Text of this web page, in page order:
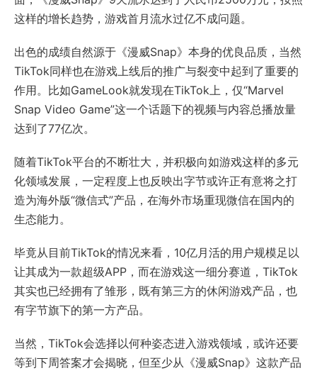
这样的增长趋势，游戏首月流水过亿不成问题。
出色的成绩自然源于《漫威Snap》本身的优良品质，当然
TikTok同样也在游戏上线后的推广与裂变中起到了重要的
作用。比如GameLook就发现在TikTok上，仅“Marvel
Snap Video Game”这一个话题下的视频与内容总播放量
达到了77亿次。
随着TikTok平台的不断壮大，并积极向如游戏这样的多元
化领域发展，一定程度上也反映出字节或许正有意将之打
造为海外版“微信式”产品，在海外市场重现微信在国内的
生态能力。
毕竟从目前TikTok的情况来看，10亿月活的用户规模足以
让其成为一款超级APP，而在游戏这一细分赛道，TikTok
其实也已经拥有了雏形，既有第三方的休闲游戏产品，也
有字节旗下的第一方产品。
当然，TikTok会选择以何种姿态进入游戏领域，或许还要
等到下周答案才会揭晓，但至少从《漫威Snap》这款产品